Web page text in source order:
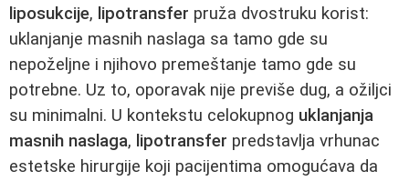
liposukcije, lipotransfer pruža dvostruku korist:
uklanjanje masnih naslaga sa tamo gde su
nepoželjne i njihovo premeštanje tamo gde su
potrebne. Uz to, oporavak nije previše dug, a ožiljci
su minimalni. U kontekstu celokupnog uklanjanja
masnih naslaga, lipotransfer predstavlja vrhunac
estetske hirurgije koji pacijentima omogućava da